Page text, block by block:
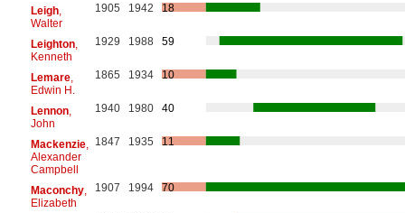
Leigh,
Walter
1905 1942 18
Leighton,
Kenneth
1929 1988 59
Lemare,
Edwin H.
1865 1934 10
Lennon,
John
1940 1980 40
Mackenzie,
Alexander
Campbell
1847 1935 11
Maconchy,
Elizabeth
1907 1994 70